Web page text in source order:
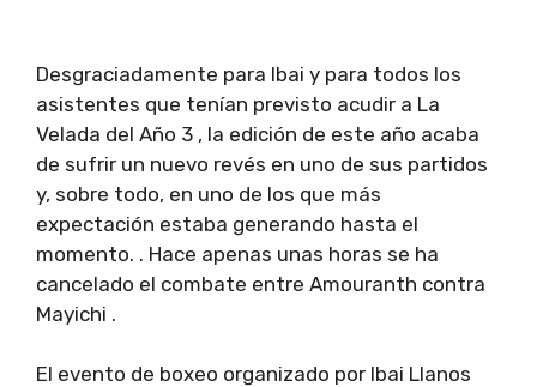
Desgraciadamente para Ibai y para todos los
asistentes que tenían previsto acudir a La
Velada del Año 3 , la edición de este año acaba
de sufrir un nuevo revés en uno de sus partidos
y, sobre todo, en uno de los que más
expectación estaba generando hasta el
momento. . Hace apenas unas horas se ha
cancelado el combate entre Amouranth contra
Mayichi .
El evento de boxeo organizado por Ibai Llanos